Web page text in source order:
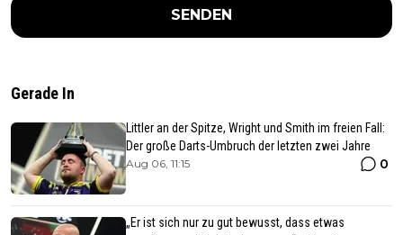
SENDEN
Gerade In
Littler an der Spitze, Wright und Smith im freien Fall:
Der große Darts-Umbruch der letzten zwei Jahre
Aug 06, 11:15 0
„Er ist sich nur zu gut bewusst, dass etwas